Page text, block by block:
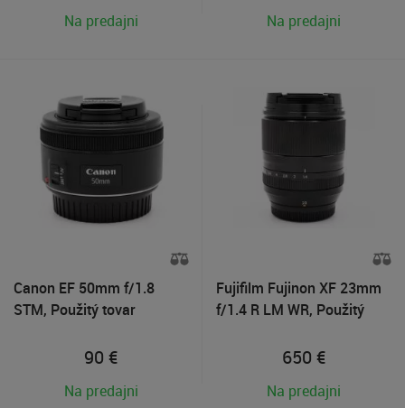
Na predajni Na predajni
Canon EF 50mm f/1.8
STM, Použitý tovar
90 €
Na predajni
Fujifilm Fujinon XF 23mm
f/1.4 R LM WR, Použitý
650 €
Na predajni